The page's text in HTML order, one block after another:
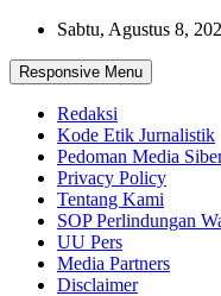
Skip
content
Sabtu, Agustus 8,
Responsive Menu
Redaksi
Kode Etik Jurnalistik
Pedoman Media
Privacy Policy
Tentang Kami
SOP Perlindungan
UU Pers
Media Partners
Disclaimer